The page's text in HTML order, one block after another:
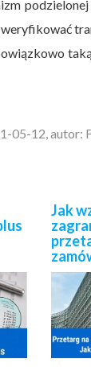
05-12, autor:
Jak